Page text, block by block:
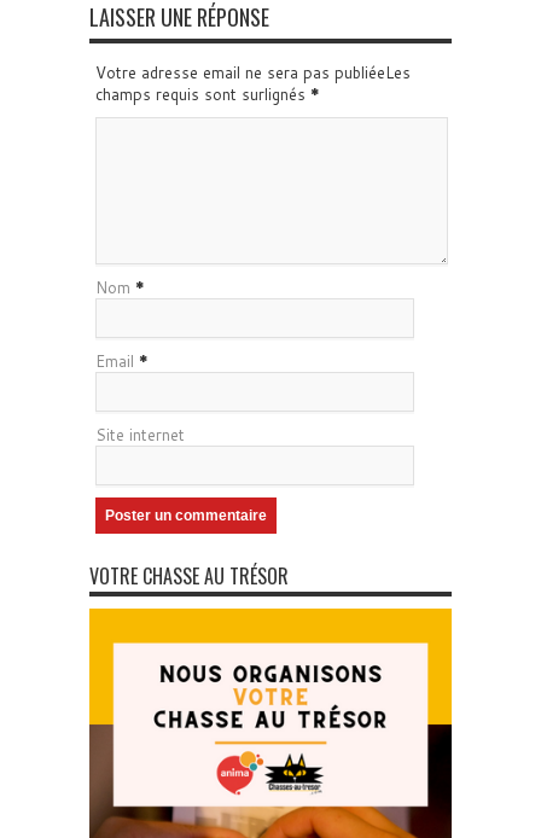
LAISSER UNE RÉPONSE
Votre adresse email ne sera pas publiéeLes
champs requis sont surlignés *
Nom *
Email *
Site internet
VOTRE CHASSE AU TRÉSOR